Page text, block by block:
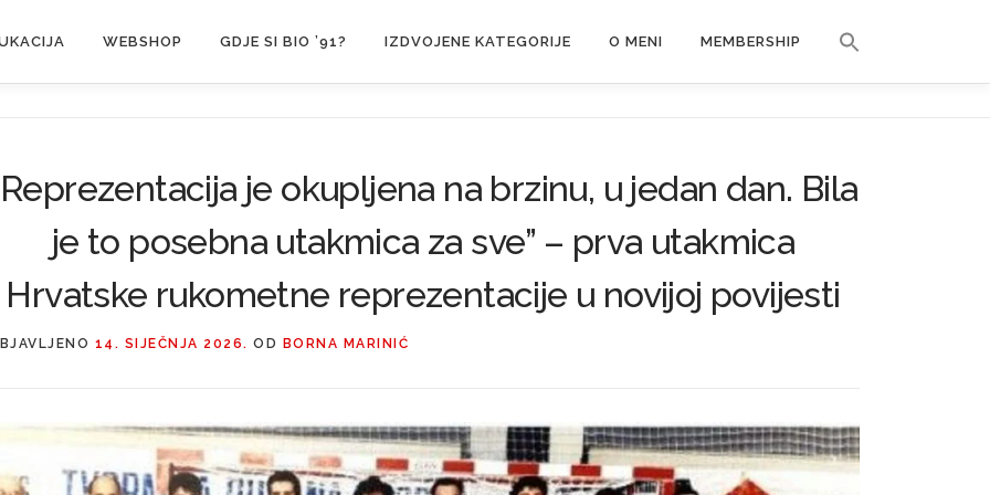
WEBSHOP GDJE SI BIO ’91? IZDVOJENE KATEGORIJE O MENI MEMBERSHIP
je okupljena na brzinu, u jedan dan. Bila
je to posebna utakmica za sve” – prva utakmica
Hrvatske rukometne reprezentacije u novijoj povijesti
14. SIJEČNJA 2026. OD BORNA MARINIĆ